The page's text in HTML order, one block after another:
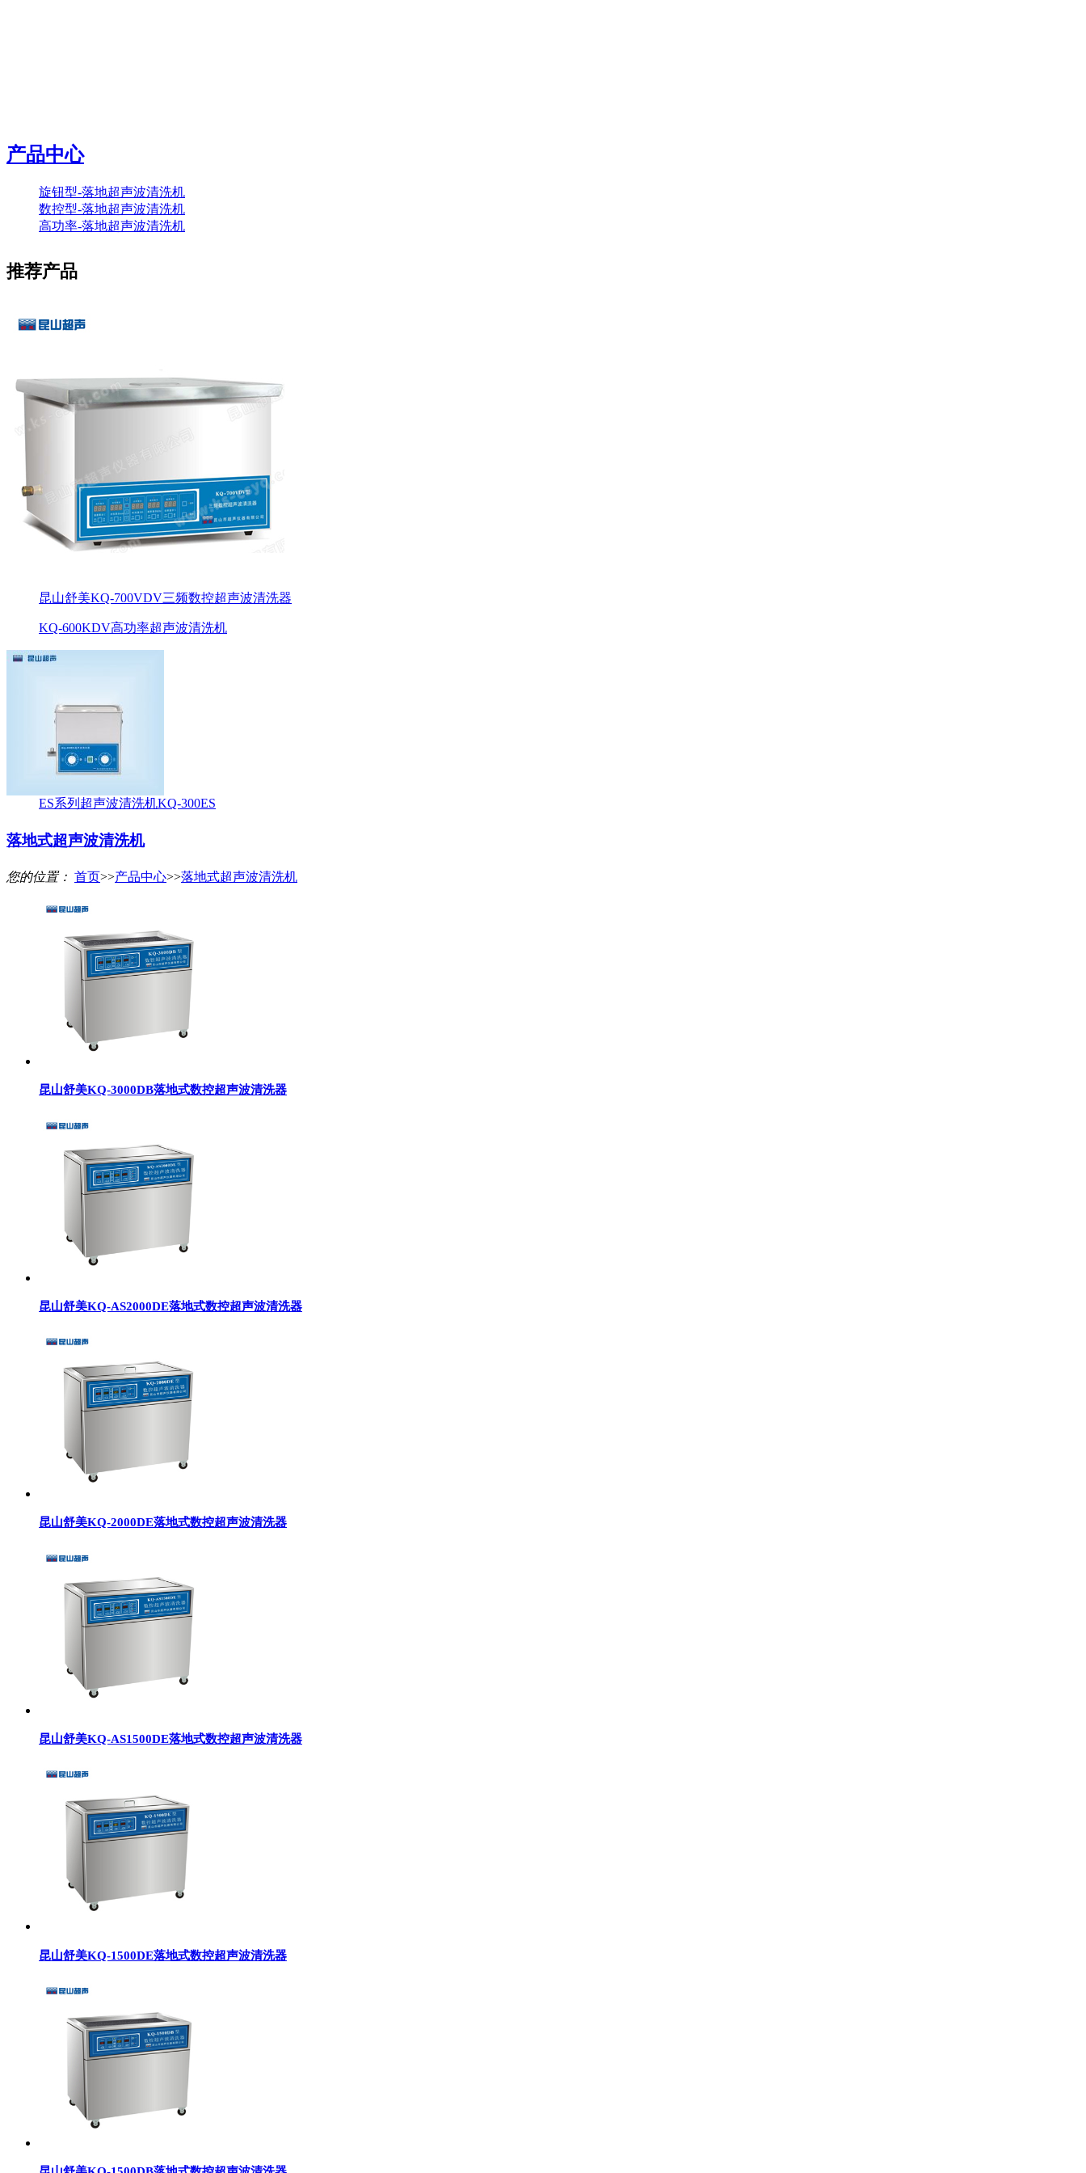
产品中心
旋钮型-落地超声波清洗机
数控型-落地超声波清洗机
高功率-落地超声波清洗机
推荐产品
昆山舒美KQ-700VDV三频数控超声波清洗器
KQ-600KDV高功率超声波清洗机
ES系列超声波清洗机KQ-300ES
落地式超声波清洗机
您的位置： 首页>>产品中心>>落地式超声波清洗机
昆山舒美KQ-3000DB落地式数控超声波清洗器
昆山舒美KQ-AS2000DE落地式数控超声波清洗器
昆山舒美KQ-2000DE落地式数控超声波清洗器
昆山舒美KQ-AS1500DE落地式数控超声波清洗器
昆山舒美KQ-1500DE落地式数控超声波清洗器